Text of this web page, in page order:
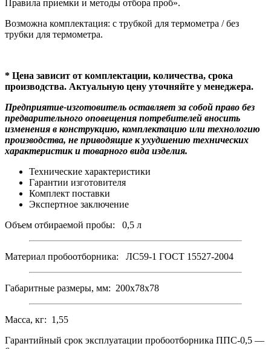
Правила приемки и методы отбора проб».
Возможна комплектация: с трубкой для термометра / без
трубки для термометра.
* Цена зависит от комплектации, количества, срока
производства. Актуальную цену уточняйте у менеджера.
Предприятие-изготовитель оставляет за собой право без
предварительного оповещения потребителей вносить
изменения в конструкцию, комплектацию или технологию
производства, не приводящие к ухудшению технических
характеристик и товарного вида изделия.
Технические характеристики
Гарантии изготовителя
Комплект поставки
Экспертное заключение
Объем отбираемой пробы: 0,5 л
Материал пробоотборника: ЛС59-1 ГОСТ 15527-2004
Габаритные размеры, мм: 200х78х78
Масса, кг: 1,55
Гарантийный срок эксплуатации пробоотборника ППС-0,5 —